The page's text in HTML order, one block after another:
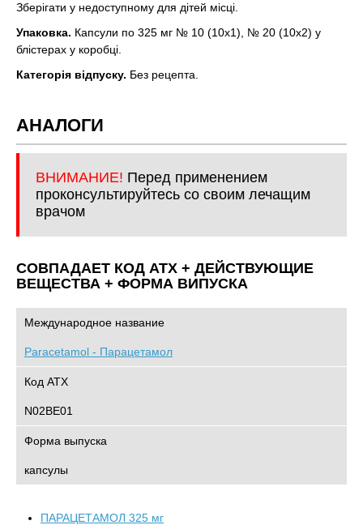
Зберігати у недоступному для дітей місці.
Упаковка. Капсули по 325 мг № 10 (10х1), № 20 (10х2) у
блістерах у коробці.
Категорія відпуску. Без рецепта.
АНАЛОГИ
ВНИМАНИЕ! Перед применением
проконсультируйтесь со своим лечащим
врачом
СОВПАДАЕТ КОД ATХ + ДЕЙСТВУЮЩИЕ
ВЕЩЕСТВА + ФОРМА ВИПУСКА
Международное название
Paracetamol - Парацетамол
Код АТХ
N02BE01
Форма выпуска
капсулы
ПАРАЦЕТАМОЛ 325 мг